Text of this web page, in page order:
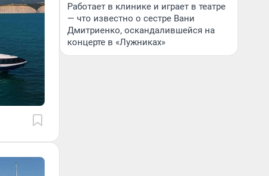
Работает в клинике и играет в театре
— что известно о сестре Вани
Дмитриенко, оскандалившейся на
концерте в «Лужниках»